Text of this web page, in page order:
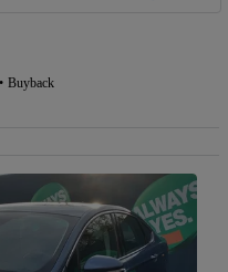
Buyback